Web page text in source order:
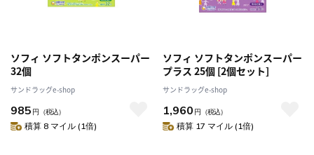
ソフィ ソフトタンポンスーパー
32個
サンドラッグe-shop
985 円 （税込）
積算 8 マイル (1倍)
ソフィ ソフトタンポンスーパー
プラス 25個 [2個セット]
サンドラッグe-shop
1,960 円 （税込）
積算 17 マイル (1倍)